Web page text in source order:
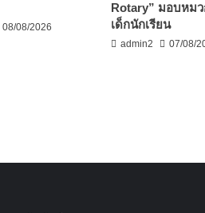
08/08/2026
Rotary” มอบหม
เด็กนักเรียน
admin2 07/08/